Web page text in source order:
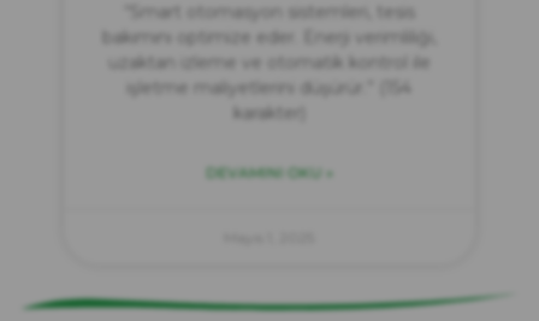
“Smart otomasyon sistemleri, tesis
bakımını optimize eder. Enerji verimliliği,
uzaktan izleme ve otomatik kontrol ile
işletme maliyetlerini düşürür.” (154
karakter)
DEVAMINI OKU »